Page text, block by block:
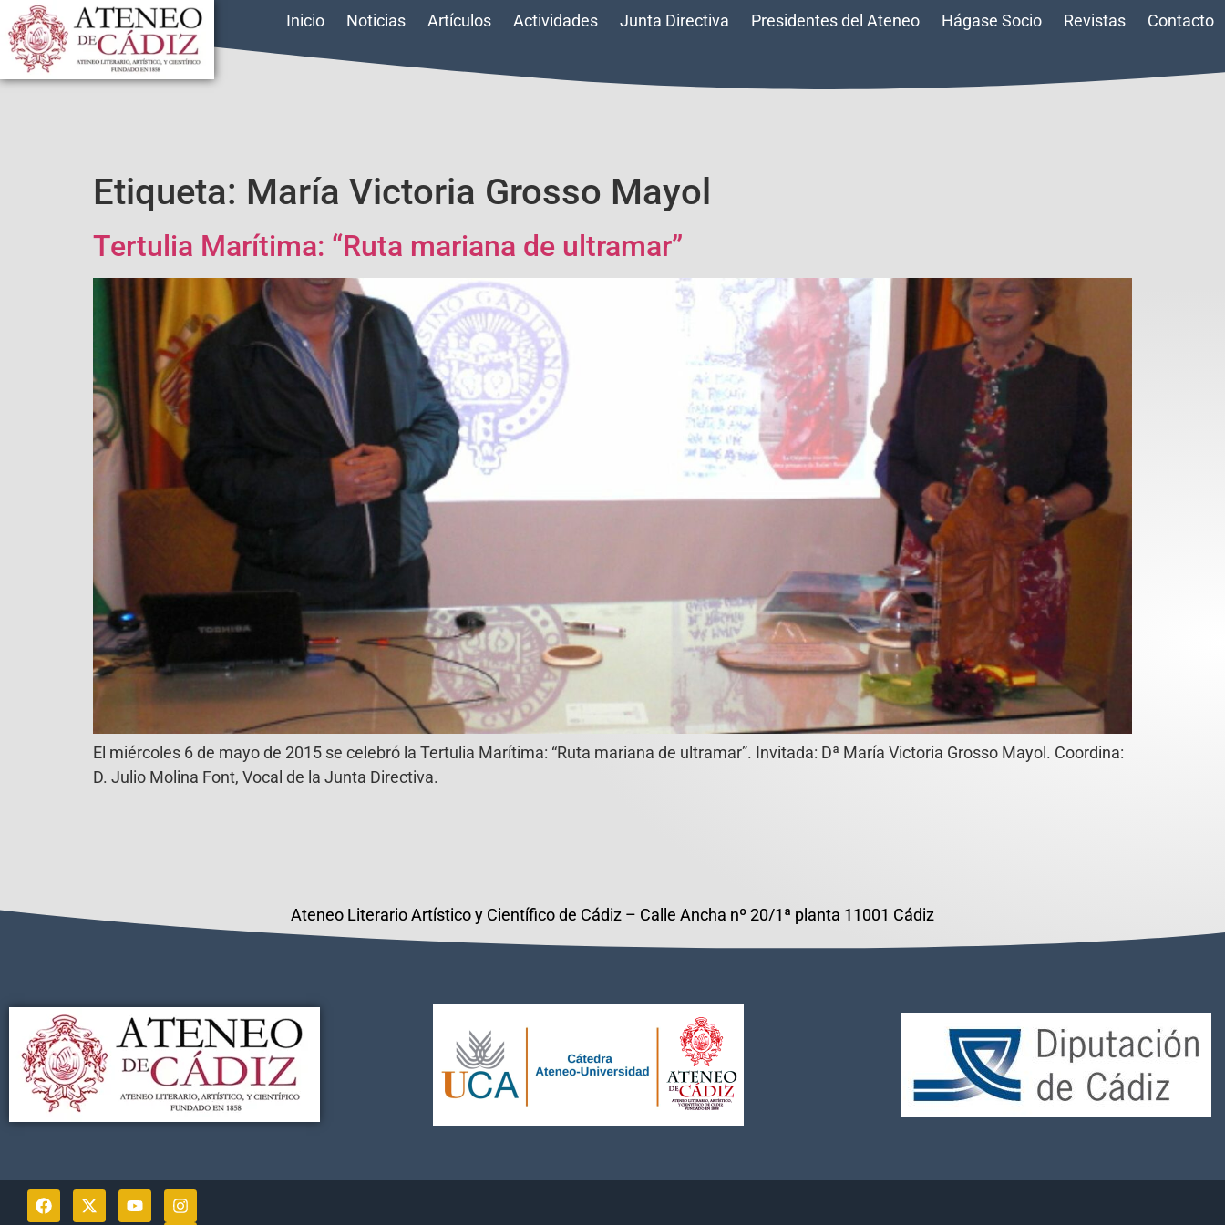
Inicio Noticias Artículos Actividades Junta Directiva Presidentes del Ateneo Hágase Socio Revistas Contacto
Etiqueta: María Victoria Grosso Mayol
Tertulia Marítima: “Ruta mariana de ultramar”
El miércoles 6 de mayo de 2015 se celebró la Tertulia Marítima: “Ruta mariana de ultramar”. Invitada: Dª María Victoria Grosso Mayol. Coordina:
D. Julio Molina Font, Vocal de la Junta Directiva.
Ateneo Literario Artístico y Científico de Cádiz – Calle Ancha nº 20/1ª planta 11001 Cádiz